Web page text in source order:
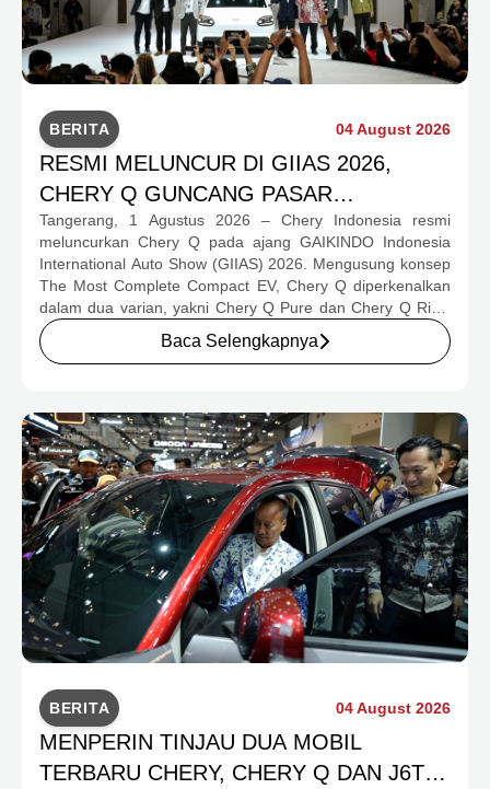
BERITA 04 August 2026
RESMI MELUNCUR DI GIIAS 2026,
CHERY Q GUNCANG PASAR
OTOMOTIF MELALUI HARGA SPESIAL
MULAI RP239,9 JUTA
Tangerang, 1 Agustus 2026 – Chery Indonesia resmi
meluncurkan Chery Q pada ajang GAIKINDO Indonesia
International Auto Show (GIIAS) 2026. Mengusung konsep
The Most Complete Compact EV, Chery Q diperkenalkan
dalam dua varian, yakni Chery Q Pure dan Chery Q Rizz,
untuk mengakomodasi kebutuhan mobilitas serta
preferensi konsumen yang berbeda.
Baca Selengkapnya
BERITA 04 August 2026
MENPERIN TINJAU DUA MOBIL
TERBARU CHERY, CHERY Q DAN J6T